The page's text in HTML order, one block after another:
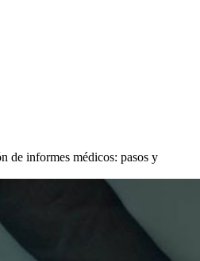
de informes médicos: pasos y